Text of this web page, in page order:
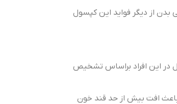
از دیگر فواید این کپسول
در این افراد براساس تشخیص
افت بیش از حد قند خون